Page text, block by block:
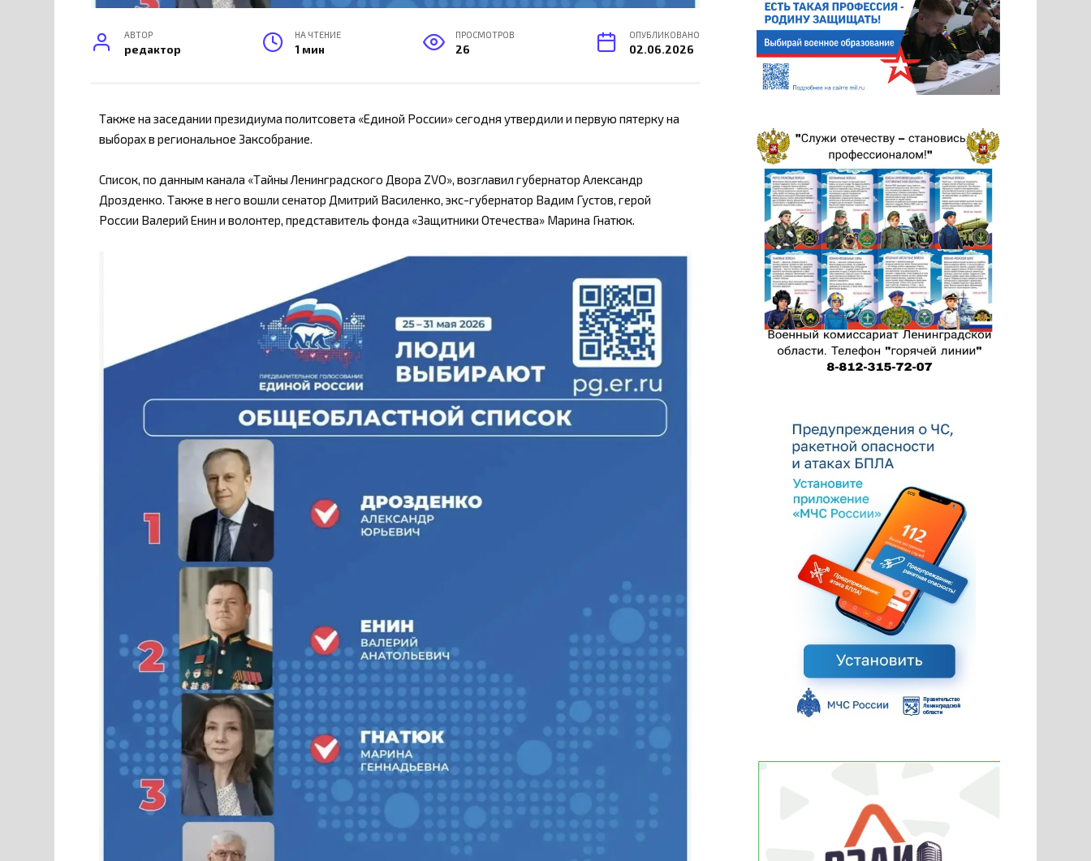
АВТОР
редактор
НА ЧТЕНИЕ
1 мин
ПРОСМОТРОВ
26
ОПУБЛИКОВАНО
02.06.2026
Также на заседании президиума политсовета «Единой России» сегодня утвердили и первую пятерку на
выборах в региональное Заксобрание.
Список, по данным канала «Тайны Ленинградского Двора ZVO», возглавил губернатор Александр
Дрозденко. Также в него вошли сенатор Дмитрий Василенко, экс-губернатор Вадим Густов, герой
России Валерий Енин и волонтер, представитель фонда «Защитники Отечества» Марина Гнатюк.